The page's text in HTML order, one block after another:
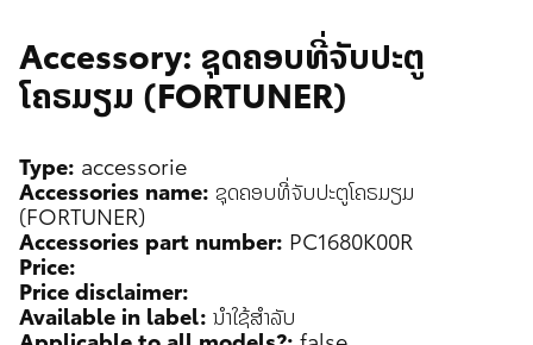
Accessory: ຊຸດຄອບທີ່ຈັບປະຕູ
ໂຄຣມຽມ (FORTUNER)
Type: accessorie
Accessories name: ຊຸດຄອບທີ່ຈັບປະຕູໂຄຣມຽມ
(FORTUNER)
Accessories part number: PC1680K00R
Price:
Price disclaimer:
Available in label: ນຳໃຊ້ສຳລັບ